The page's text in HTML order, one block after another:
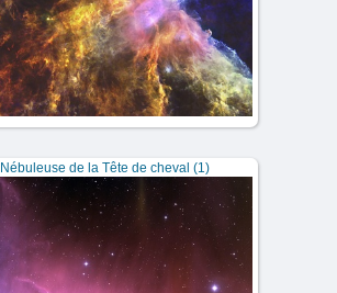
Nébuleuse de la Tête de cheval (1)